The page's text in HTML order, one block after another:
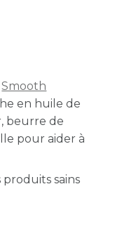
Smooth
en huile de
beurre de
pour aider à
produits sains